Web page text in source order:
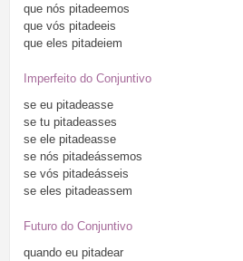
que nós pitadeemos
que vós pitadeeis
que eles pitadeiem
Imperfeito do Conjuntivo
se eu pitadeasse
se tu pitadeasses
se ele pitadeasse
se nós pitadeássemos
se vós pitadeásseis
se eles pitadeassem
Futuro do Conjuntivo
quando eu pitadear